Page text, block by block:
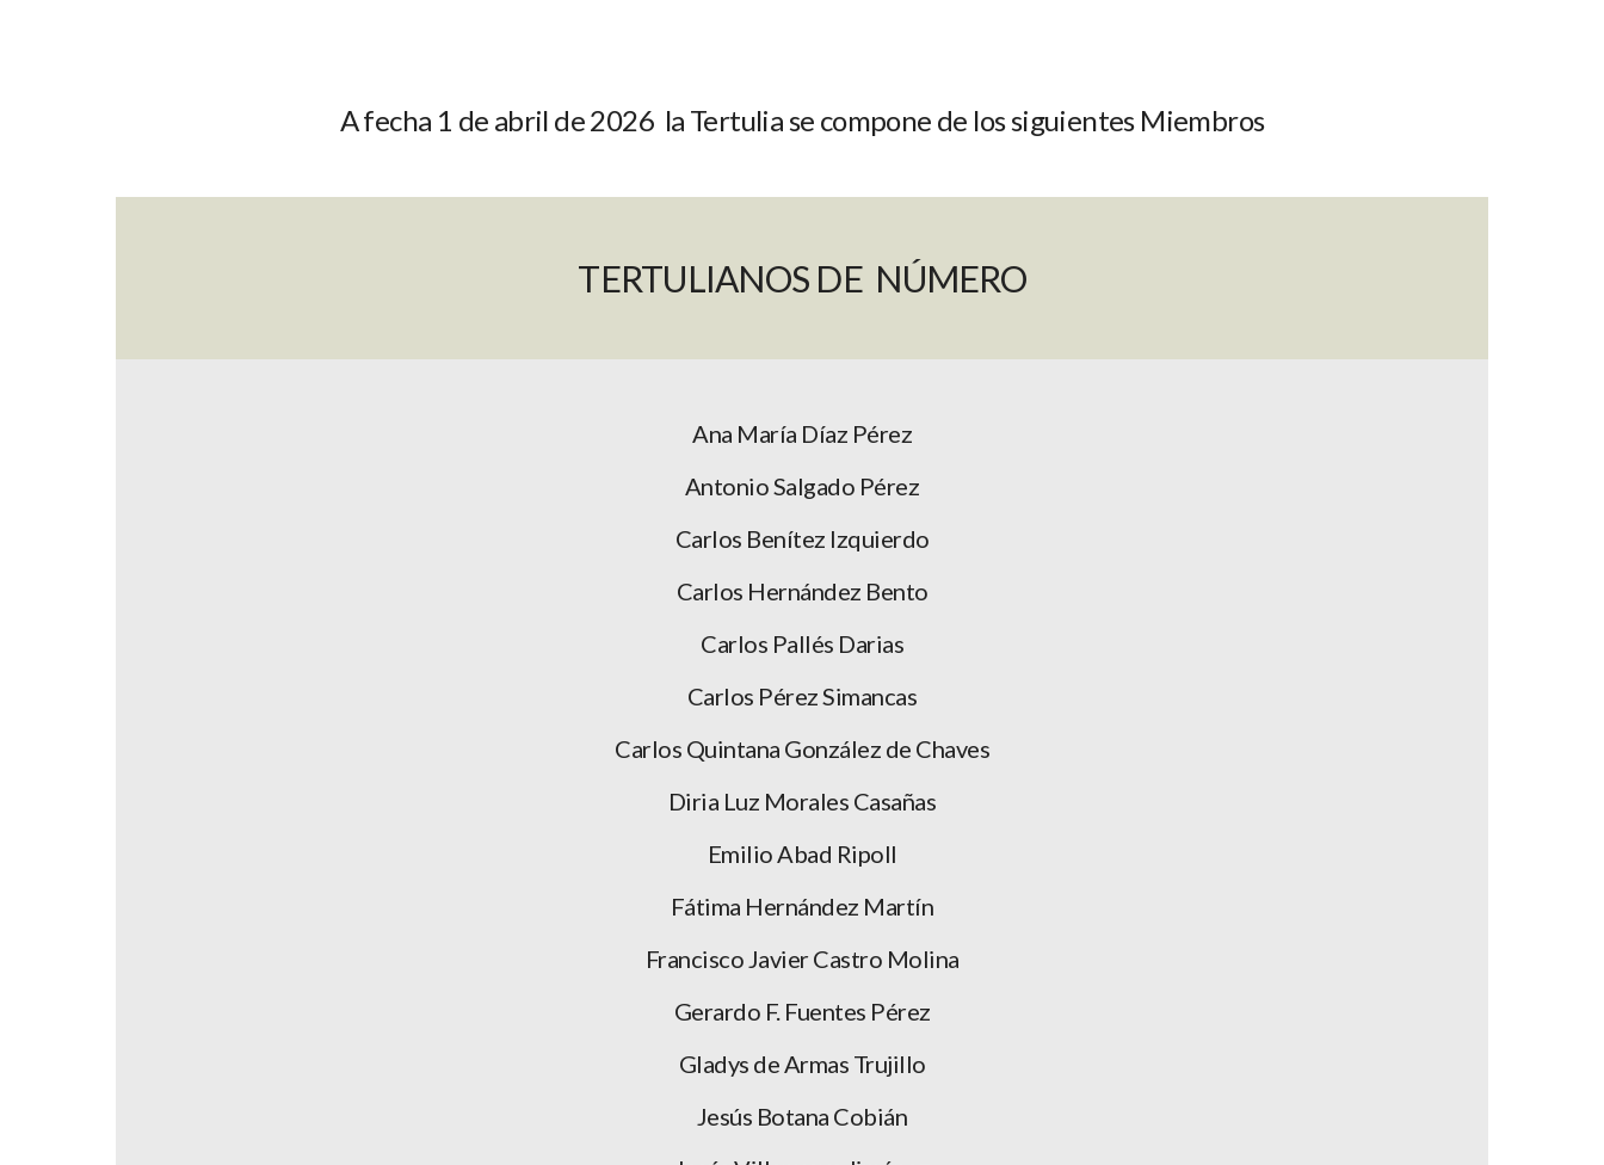
A fecha 1 de abril de 2026 la Tertulia se compone de los siguientes Miembros
TERTULIANOS DE NÚMERO
Ana María Díaz Pérez
Antonio Salgado Pérez
Carlos Benítez Izquierdo
Carlos Hernández Bento
Carlos Pallés Darias
Carlos Pérez Simancas
Carlos Quintana González de Chaves
Diria Luz Morales Casañas
Emilio Abad Ripoll
Fátima Hernández Martín
Francisco Javier Castro Molina
Gerardo F. Fuentes Pérez
Gladys de Armas Trujillo
Jesús Botana Cobián